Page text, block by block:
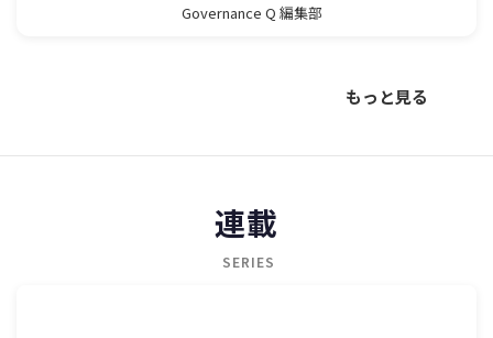
Governance Q 編集部
もっと見る
連載
SERIES